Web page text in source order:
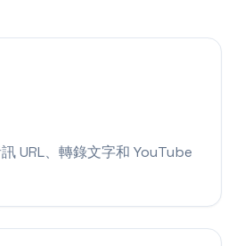
URL、轉錄文字和 YouTube